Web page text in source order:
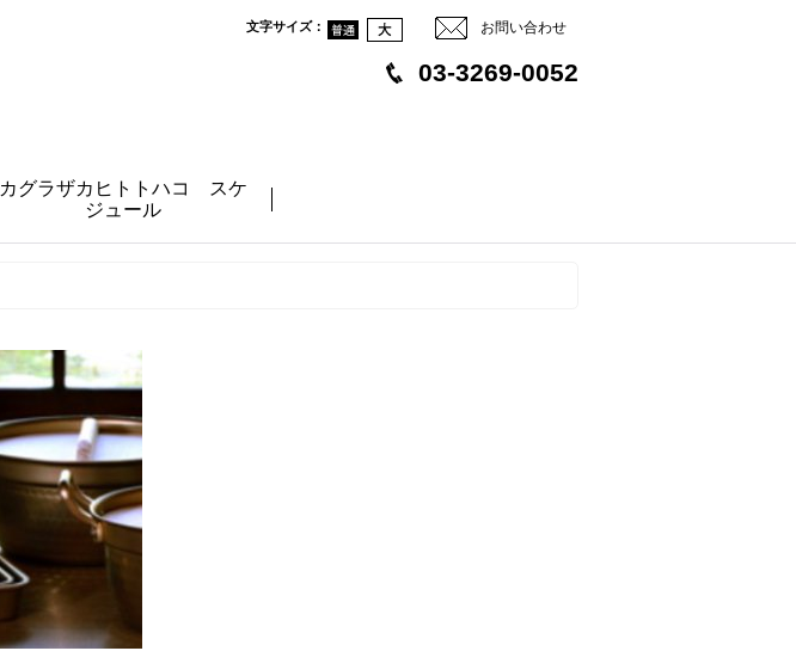
お問い合わせ
文字サイズ：
03-3269-0052
カグラザカヒトトハコ スケ
ジュール